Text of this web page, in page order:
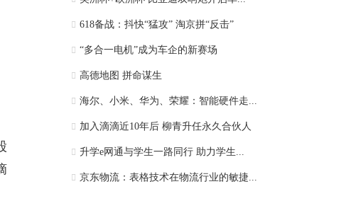
618备战：抖快“猛攻” 淘京拼“反击”
“多合一电机”成为车企的新赛场
高德地图 拼命谋生
海尔、小米、华为、荣耀：智能硬件走...
加入滴滴近10年后 柳青升任永久合伙人
升学e网通与学生一路同行 助力学生...
京东物流：表格技术在物流行业的敏捷...